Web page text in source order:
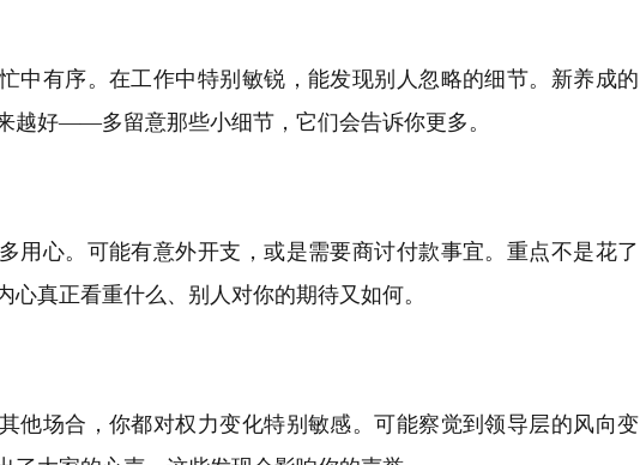
中有序。在工作中特别敏锐，能发现别人忽略的细节。新养成的
越好——多留意那些小细节，它们会告诉你更多。
用心。可能有意外开支，或是需要商讨付款事宜。重点不是花了
心真正看重什么、别人对你的期待又如何。
他场合，你都对权力变化特别敏感。可能察觉到领导层的风向变